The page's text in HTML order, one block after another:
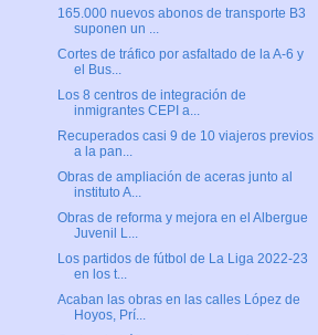
165.000 nuevos abonos de transporte B3
suponen un ...
Cortes de tráfico por asfaltado de la A-6 y
el Bus...
Los 8 centros de integración de
inmigrantes CEPI a...
Recuperados casi 9 de 10 viajeros previos
a la pan...
Obras de ampliación de aceras junto al
instituto A...
Obras de reforma y mejora en el Albergue
Juvenil L...
Los partidos de fútbol de La Liga 2022-23
en los t...
Acaban las obras en las calles López de
Hoyos, Prí...